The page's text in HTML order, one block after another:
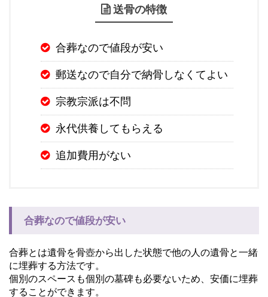
送骨の特徴
合葬なので値段が安い
郵送なので自分で納骨しなくてよい
宗教宗派は不問
永代供養してもらえる
追加費用がない
合葬なので値段が安い
合葬とは遺骨を骨壺から出した状態で他の人の遺骨と一緒
に埋葬する方法です。
個別のスペースも個別の墓碑も必要ないため、安価に埋葬
することができます。